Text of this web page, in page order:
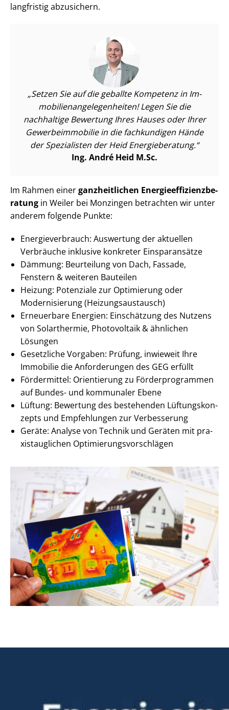
langfristig abzusichern.
Setzen Sie auf die geballte Kompetenz in Im­
mo­bi­li­en­an­ge­le­gen­hei­ten! Legen Sie die
nachhaltige Bewertung Ihres Hauses oder Ihrer
Ge­wer­be­im­mo­bi­lie in die fachkundigen Hände
der Spezialisten der Heid Energieberatung.
Ing. André Heid M.Sc.
Im Rahmen einerganzheitlichen En­er­gie­ef­fi­zi­enz­be­
ra­tung in Weiler bei Monzingen betrachten wir unter
anderem folgende Punkte:
En­er­gie­ver­brauch: Auswertung der aktuellen
Verbräuche inklusive konkreter Einsparansätze
Dämmung: Beurteilung von Dach, Fassade,
Fenstern & weiteren Bauteilen
Heizung: Potenziale zur Optimierung oder
Modernisierung (Hei­zungs­aus­tausch)
Erneuerbare Energien: Einschätzung des Nutzens
von Solarthermie, Photovoltaik & ähnlichen
Lösungen
Gesetzliche Vorgaben: Prüfung, inwieweit Ihre
Immobilie die Anforderungen des GEG erfüllt
Fördermittel: Orientierung zu För­der­pro­gram­men
auf Bundes- und kommunaler Ebene
Lüftung: Bewertung des bestehenden Lüf­tungs­kon­
zepts und Empfehlungen zur Verbesserung
Geräte: Analyse von Technik und Geräten mit pra­
xis­taug­li­chen Op­ti­mie­rungs­vor­schlä­gen